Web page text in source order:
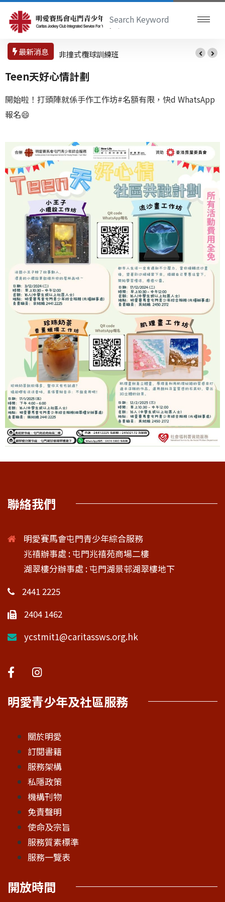
最新消息 非撞式欖球訓練班
Teen天好心情計劃
開始啦！打頭陣就係手作工作坊#名額有限，快d WhatsApp
報名😄
聯絡我們
明愛賽馬會屯門青少年綜合服務
兆禧辦事處 : 屯門兆禧苑商場二樓
湖翠樓分辦事處 : 屯門湖景邨湖翠樓地下
2441 2225
2404 1462
ycstmit1@caritassws.org.hk
明愛青少年及社區服務
關於明愛
訂閱書籍
服務架構
私隱政策
機構刊物
免責聲明
使命及宗旨
服務質素標準
服務一覽表
開放時間